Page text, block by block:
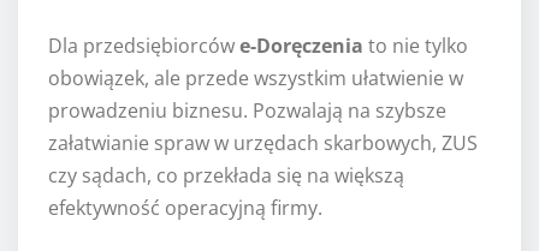
Dla przedsiębiorcówe-Doręczenia to nie tylko
obowiązek, ale przede wszystkim ułatwienie w
prowadzeniu biznesu. Pozwalają na szybsze
załatwianie spraw w urzędach skarbowych, ZUS
czy sądach, co przekłada się na większą
efektywność operacyjną firmy.